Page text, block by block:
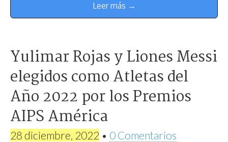
Leer más →
Yulimar Rojas y Liones Messi
elegidos como Atletas del
Año 2022 por los Premios
AIPS América
28 diciembre, 2022 • 0 Comentarios